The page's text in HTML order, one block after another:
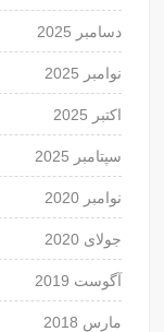
دسامبر 2025
نوامبر 2025
اکتبر 2025
سپتامبر 2025
نوامبر 2020
جولای 2020
آگوست 2019
مارس 2018